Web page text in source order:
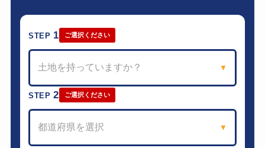
STEP 1 ご選択ください
土地を持っていますか？ ▼
STEP2 ご選択ください
都道府県を選択 ▼